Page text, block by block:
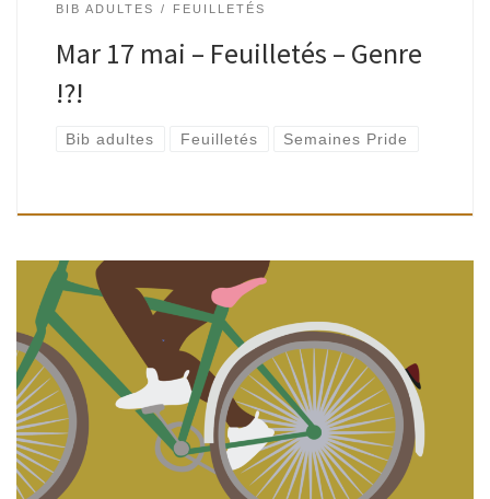
BIB ADULTES
FEUILLETÉS
Mar 17 mai – Feuilletés – Genre
!?!
Bib adultes Feuilletés Semaines Pride
Suivant un fil inédit, un bibliothécaire propose un éventail
de livres (romans, documentaires, B.D., livres d’artistes),
fraîchement imprimés ou épuisés, reconnus ou oubliés… La
rencontre sera consacrée aux deux-roues. François-Xavier
[…]